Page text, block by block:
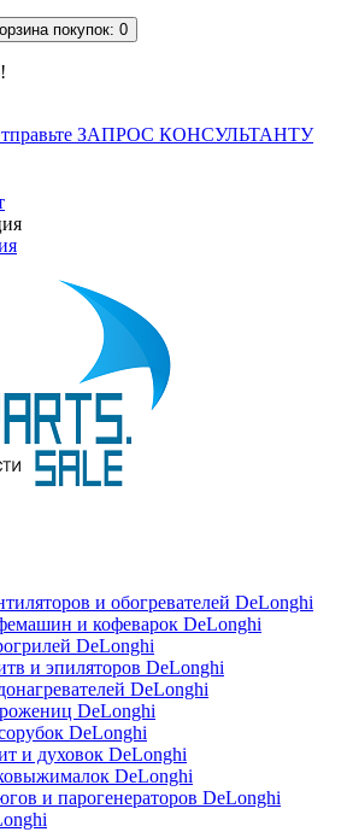
покупок: 0
Отправьте ЗАПРОС КОНСУЛЬТАНТУ
и обогревателей DeLonghi
и кофеварок DeLonghi
DeLonghi
и эпиляторов DeLonghi
DeLonghi
DeLonghi
DeLonghi
и духовок DeLonghi
DeLonghi
и парогенераторов DeLonghi